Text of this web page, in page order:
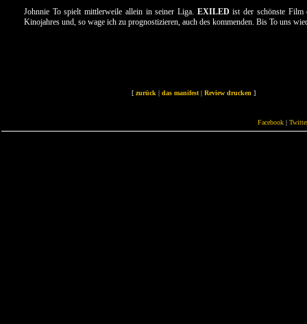
Johnnie To spielt mittlerweile allein in seiner Liga. EXILED ist der schönste Film
Kinojahres und, so wage ich zu prognostizieren, auch des kommenden. Bis To uns
[ zurück | das manifest | Review drucken ]
Facebook |